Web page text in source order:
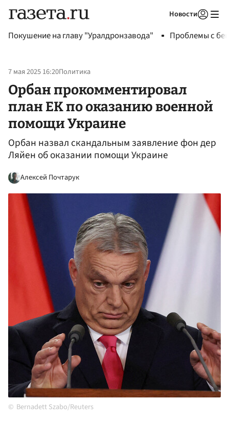
Новости
Покушение на главу "Уралдронзавода" Проблемы с
7 мая 2025 16:20Политика
Орбан прокомментировал
план ЕК по оказанию военной
помощи Украине
Орбан назвал скандальным заявление фон дер
Ляйен об оказании помощи Украине
Алексей Почтарук
Bernadett Szabo/Reuters